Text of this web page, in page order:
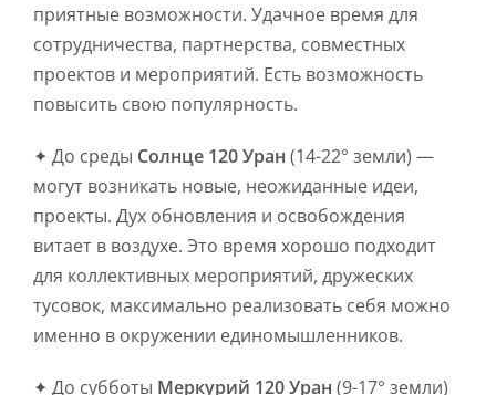
приятные возможности. Удачное время для
сотрудничества, партнерства, совместных
проектов и мероприятий. Есть возможность
повысить свою популярность.
✦ До среды Солнце 120 Уран (14-22° земли) —
могут возникать новые, неожиданные идеи,
проекты. Дух обновления и освобождения
витает в воздухе. Это время хорошо подходит
для коллективных мероприятий, дружеских
тусовок, максимально реализовать себя можно
именно в окружении единомышленников.
✦ До субботы Меркурий 120 Уран (9-17° земли)